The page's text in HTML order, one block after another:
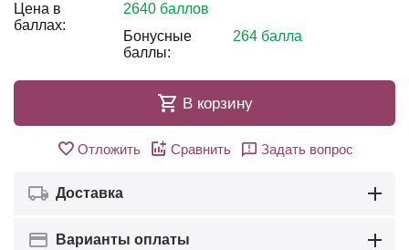
Цена в
баллах:
2640 баллов
Бонусные
баллы:
264 балла
В корзину
Отложить Сравнить Задать вопрос
Доставка
Варианты оплаты